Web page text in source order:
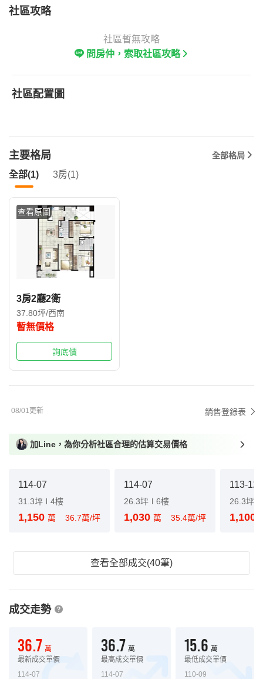
社區攻略
社區暫無攻略
問房仲，索取社區攻略
社區配置圖
主要格局 全部格局
全部(1) 3房(1)
查看原圖
3房2廳2衛
37.80坪/西南
暫無價格
詢底價
08/01更新 銷售登錄表
加Line，為你分析社區合理的估算交易價格
114-07
31.3坪 4樓
1,150 萬 36.7萬/坪
114-07
26.3坪 6樓
1,030 萬 35.4萬/坪
113-12
26.3坪
1,100
查看全部成交(40筆)
成交走勢
36.7 萬
最新成交單價
114-07
36.7 萬
最高成交單價
114-07
15.6 萬
最低成交單價
110-09